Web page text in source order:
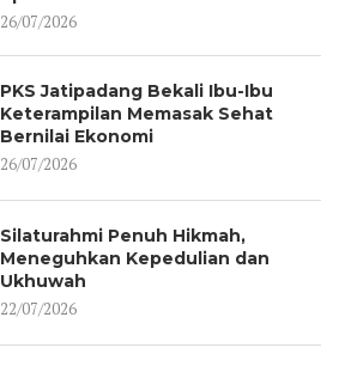
26/07/2026
PKS Jatipadang Bekali Ibu-Ibu
Keterampilan Memasak Sehat
Bernilai Ekonomi
26/07/2026
Silaturahmi Penuh Hikmah,
Meneguhkan Kepedulian dan
Ukhuwah
22/07/2026